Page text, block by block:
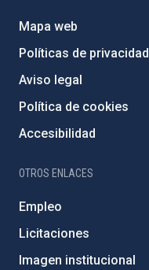
Mapa web
Políticas de privacidad
Aviso legal
Política de cookies
Accesibilidad
OTROS ENLACES
Empleo
Licitaciones
Imagen institucional